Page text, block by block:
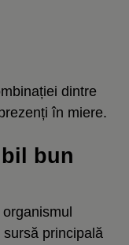
dintre
în miere.
bun
principală